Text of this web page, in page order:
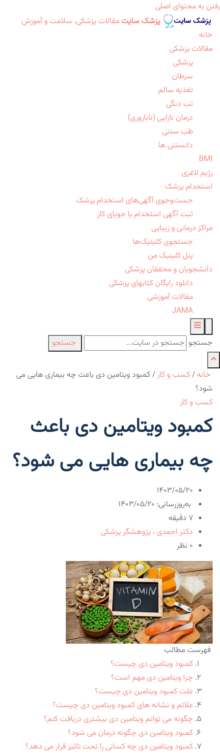
رفتن به محتوای اصلی
پزشک سایت مقالات پزشکی، سلامت و آموزش
خانه
مقالات پزشکی
پزشکی
سرطان
تغذیه سالم
تب دنگی
درمان نازایی (ناباروری)
طب سنتی
دانستنی ها
BMI
رژیم لاغری
استخدام پزشک
جست‌وجوی آگهی‌های استخدام پزشک
ثبت آگهی استخدام یا جویای کار
مراکز درمانی و زیبایی
جستجوی کلینیک‌ها
پنل کلینیک من
دانشجویان و محققان پزشکی
دانلود رایگان کتابهای پزشکی
مقالات آموزشی
JAMA
جستجو جستجو
خانه /کسب و کار/کمبود ویتامین دی باعث چه بیماری هایی می
شود؟
کسب و کار
کمبود ویتامین دی باعث
چه بیماری هایی می شود؟
۱۴۰۳/۰۵/۲۰
به‌روزرسانی: ۱۴۰۳/۰۵/۲۰
7 دقیقه
دکتر احمدی ، پژوهشگر پزشکی
۰ نظر
فهرست مطالب
کمبود ویتامین دی چیست؟
چرا ویتامین دی مهم است؟
علت کمبود ویتامین دی چیست؟
علائم و نشانه های کمبود ویتامین دی چیست؟
چگونه می توانم ویتامین دی بیشتری دریافت کنم؟
کمبود ویتامین دی چگونه درمان می شود؟
کمبود ویتامین دی چه کسانی را تحت تاثیر قرار می دهد؟